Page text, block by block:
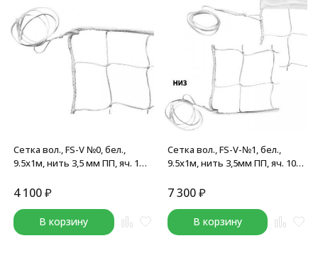
Сетка вол., FS-V №0, бел.,
9.5х1м, нить 3,5 мм ПП, яч. 10
троса, бел
4 100₽
В корзину
Сетка вол., FS-V-№1, бел.,
9.5х1м, нить 3,5мм ПП, яч. 10
троса, бел
7 300 ₽
В корзину